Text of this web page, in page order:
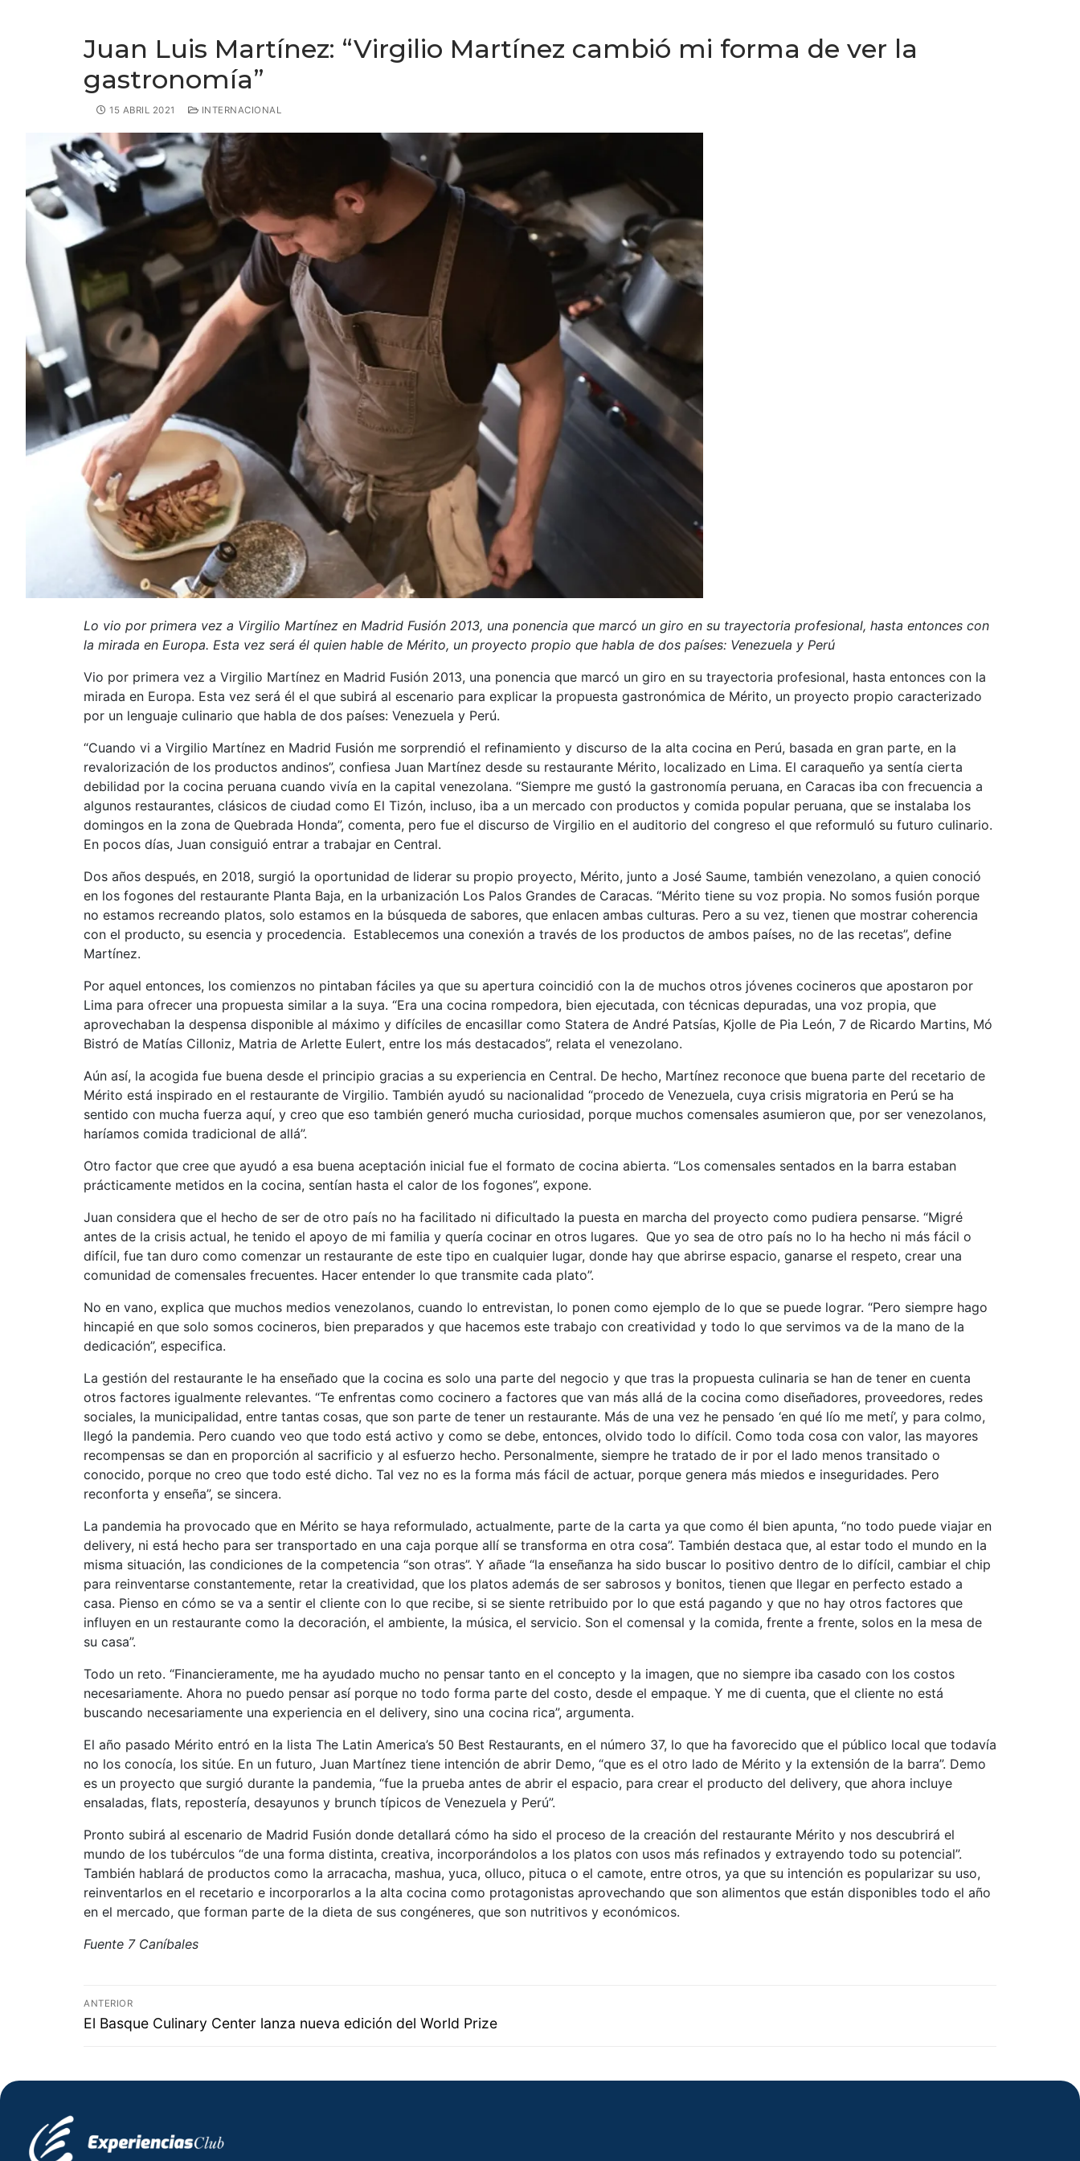
Juan Luis Martínez: “Virgilio Martínez cambió mi forma de ver la
gastronomía”
15 ABRIL 2021 INTERNACIONAL
Lo vio por primera vez a Virgilio Martínez en Madrid Fusión 2013, una ponencia que marcó un giro en su trayectoria profesional, hasta entonces con
la mirada en Europa. Esta vez será él quien hable de Mérito, un proyecto propio que habla de dos países: Venezuela y Perú
Vio por primera vez a Virgilio Martínez en Madrid Fusión 2013, una ponencia que marcó un giro en su trayectoria profesional, hasta entonces con la
mirada en Europa. Esta vez será él el que subirá al escenario para explicar la propuesta gastronómica de Mérito, un proyecto propio caracterizado
por un lenguaje culinario que habla de dos países: Venezuela y Perú.
“Cuando vi a Virgilio Martínez en Madrid Fusión me sorprendió el refinamiento y discurso de la alta cocina en Perú, basada en gran parte, en la
revalorización de los productos andinos”, confiesa Juan Martínez desde su restaurante Mérito, localizado en Lima. El caraqueño ya sentía cierta
debilidad por la cocina peruana cuando vivía en la capital venezolana. “Siempre me gustó la gastronomía peruana, en Caracas iba con frecuencia a
algunos restaurantes, clásicos de ciudad como El Tizón, incluso, iba a un mercado con productos y comida popular peruana, que se instalaba los
domingos en la zona de Quebrada Honda”, comenta, pero fue el discurso de Virgilio en el auditorio del congreso el que reformuló su futuro culinario.
En pocos días, Juan consiguió entrar a trabajar en Central.
Dos años después, en 2018, surgió la oportunidad de liderar su propio proyecto, Mérito, junto a José Saume, también venezolano, a quien conoció
en los fogones del restaurante Planta Baja, en la urbanización Los Palos Grandes de Caracas. “Mérito tiene su voz propia. No somos fusión porque
no estamos recreando platos, solo estamos en la búsqueda de sabores, que enlacen ambas culturas. Pero a su vez, tienen que mostrar coherencia
con el producto, su esencia y procedencia. Establecemos una conexión a través de los productos de ambos países, no de las recetas”, define
Martínez.
Por aquel entonces, los comienzos no pintaban fáciles ya que su apertura coincidió con la de muchos otros jóvenes cocineros que apostaron por
Lima para ofrecer una propuesta similar a la suya. “Era una cocina rompedora, bien ejecutada, con técnicas depuradas, una voz propia, que
aprovechaban la despensa disponible al máximo y difíciles de encasillar como Statera de André Patsías, Kjolle de Pia León, 7 de Ricardo Martins, Mó
Bistró de Matías Cilloniz, Matria de Arlette Eulert, entre los más destacados”, relata el venezolano.
Aún así, la acogida fue buena desde el principio gracias a su experiencia en Central. De hecho, Martínez reconoce que buena parte del recetario de
Mérito está inspirado en el restaurante de Virgilio. También ayudó su nacionalidad “procedo de Venezuela, cuya crisis migratoria en Perú se ha
sentido con mucha fuerza aquí, y creo que eso también generó mucha curiosidad, porque muchos comensales asumieron que, por ser venezolanos,
haríamos comida tradicional de allá”.
Otro factor que cree que ayudó a esa buena aceptación inicial fue el formato de cocina abierta. “Los comensales sentados en la barra estaban
prácticamente metidos en la cocina, sentían hasta el calor de los fogones”, expone.
Juan considera que el hecho de ser de otro país no ha facilitado ni dificultado la puesta en marcha del proyecto como pudiera pensarse. “Migré
antes de la crisis actual, he tenido el apoyo de mi familia y quería cocinar en otros lugares. Que yo sea de otro país no lo ha hecho ni más fácil o
difícil, fue tan duro como comenzar un restaurante de este tipo en cualquier lugar, donde hay que abrirse espacio, ganarse el respeto, crear una
comunidad de comensales frecuentes. Hacer entender lo que transmite cada plato”.
No en vano, explica que muchos medios venezolanos, cuando lo entrevistan, lo ponen como ejemplo de lo que se puede lograr. “Pero siempre hago
hincapié en que solo somos cocineros, bien preparados y que hacemos este trabajo con creatividad y todo lo que servimos va de la mano de la
dedicación”, especifica.
La gestión del restaurante le ha enseñado que la cocina es solo una parte del negocio y que tras la propuesta culinaria se han de tener en cuenta
otros factores igualmente relevantes. “Te enfrentas como cocinero a factores que van más allá de la cocina como diseñadores, proveedores, redes
sociales, la municipalidad, entre tantas cosas, que son parte de tener un restaurante. Más de una vez he pensado ‘en qué lío me metí’, y para colmo,
llegó la pandemia. Pero cuando veo que todo está activo y como se debe, entonces, olvido todo lo difícil. Como toda cosa con valor, las mayores
recompensas se dan en proporción al sacrificio y al esfuerzo hecho. Personalmente, siempre he tratado de ir por el lado menos transitado o
conocido, porque no creo que todo esté dicho. Tal vez no es la forma más fácil de actuar, porque genera más miedos e inseguridades. Pero
reconforta y enseña”, se sincera.
La pandemia ha provocado que en Mérito se haya reformulado, actualmente, parte de la carta ya que como él bien apunta, “no todo puede viajar en
delivery, ni está hecho para ser transportado en una caja porque allí se transforma en otra cosa”. También destaca que, al estar todo el mundo en la
misma situación, las condiciones de la competencia “son otras”. Y añade “la enseñanza ha sido buscar lo positivo dentro de lo difícil, cambiar el chip
para reinventarse constantemente, retar la creatividad, que los platos además de ser sabrosos y bonitos, tienen que llegar en perfecto estado a
casa. Pienso en cómo se va a sentir el cliente con lo que recibe, si se siente retribuido por lo que está pagando y que no hay otros factores que
influyen en un restaurante como la decoración, el ambiente, la música, el servicio. Son el comensal y la comida, frente a frente, solos en la mesa de
su casa”.
Todo un reto. “Financieramente, me ha ayudado mucho no pensar tanto en el concepto y la imagen, que no siempre iba casado con los costos
necesariamente. Ahora no puedo pensar así porque no todo forma parte del costo, desde el empaque. Y me di cuenta, que el cliente no está
buscando necesariamente una experiencia en el delivery, sino una cocina rica”, argumenta.
El año pasado Mérito entró en la lista The Latin America’s 50 Best Restaurants, en el número 37, lo que ha favorecido que el público local que todavía
no los conocía, los sitúe. En un futuro, Juan Martínez tiene intención de abrir Demo, “que es el otro lado de Mérito y la extensión de la barra”. Demo
es un proyecto que surgió durante la pandemia, “fue la prueba antes de abrir el espacio, para crear el producto del delivery, que ahora incluye
ensaladas, flats, repostería, desayunos y brunch típicos de Venezuela y Perú”.
Pronto subirá al escenario de Madrid Fusión donde detallará cómo ha sido el proceso de la creación del restaurante Mérito y nos descubrirá el
mundo de los tubérculos “de una forma distinta, creativa, incorporándolos a los platos con usos más refinados y extrayendo todo su potencial”.
También hablará de productos como la arracacha, mashua, yuca, olluco, pituca o el camote, entre otros, ya que su intención es popularizar su uso,
reinventarlos en el recetario e incorporarlos a la alta cocina como protagonistas aprovechando que son alimentos que están disponibles todo el año
en el mercado, que forman parte de la dieta de sus congéneres, que son nutritivos y económicos.
Fuente 7 Caníbales
ANTERIOR
El Basque Culinary Center lanza nueva edición del World Prize